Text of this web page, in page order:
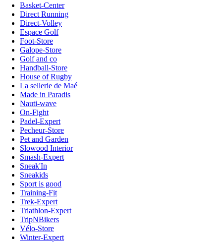
Basket-Center
Direct Running
Direct-Volley
Espace Golf
Foot-Store
Galope-Store
Golf and co
Handball-Store
House of Rugby
La sellerie de Maé
Made in Paradis
Nauti-wave
On-Fight
Padel-Expert
Pecheur-Store
Pet and Garden
Slowood Interior
Smash-Expert
Sneak'In
Sneakids
Sport is good
Training-Fit
Trek-Expert
Triathlon-Expert
TripNBikers
Vélo-Store
Winter-Expert